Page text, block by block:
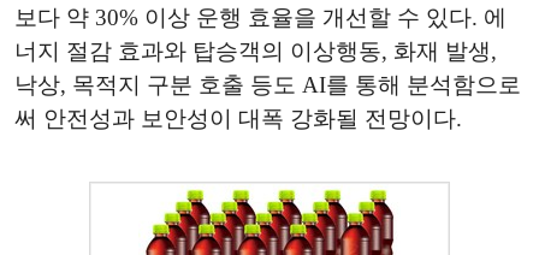
보다 약 30% 이상 운행 효율을 개선할 수 있다. 에
너지 절감 효과와 탑승객의 이상행동, 화재 발생,
낙상, 목적지 구분 호출 등도 AI를 통해 분석함으로
써 안전성과 보안성이 대폭 강화될 전망이다.